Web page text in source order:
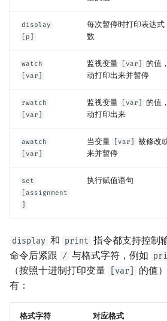
display
[p]
每次暂停时打印表达式
数
watch
[var]
监视变量 [var]
的值
动打印出来并暂停
rwatch
[var]
监视变量 [var]
的值
动打印出来
awatch
[var]
当变量 [var]
被修改
来并暂停
set
[assignment
执行赋值语句
display 和 print 指令都支持控制
命令后紧跟 / 与格式字符，例如
（按照十进制打印变量 [var]
的值
有：
格式字符 对应格式